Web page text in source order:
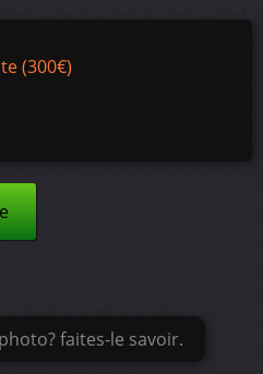
(300€)
faites-le savoir.